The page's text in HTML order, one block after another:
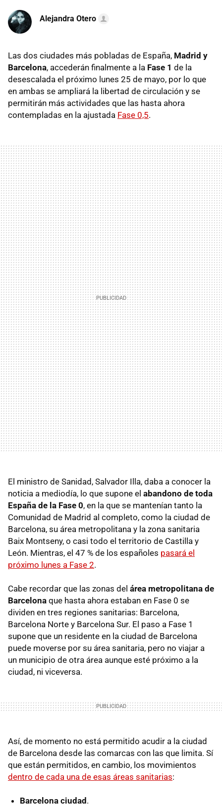
Alejandra Otero
Las dos ciudades más pobladas de España, Madrid y
Barcelona, accederán finalmente a la Fase 1 de la
desescalada el próximo lunes 25 de mayo, por lo que
en ambas se ampliará la libertad de circulación y se
permitirán más actividades que las hasta ahora
contempladas en la ajustada Fase 0,5.
El ministro de Sanidad, Salvador Illa, daba a conocer la
noticia a mediodía, lo que supone el abandono de toda
España de la Fase 0, en la que se mantenían tanto la
Comunidad de Madrid al completo, como la ciudad de
Barcelona, su área metropolitana y la zona sanitaria
Baix Montseny, o casi todo el territorio de Castilla y
León. Mientras, el 47 % de los españoles pasará el
próximo lunes a Fase 2.
Cabe recordar que las zonas del área metropolitana de
Barcelona que hasta ahora estaban en Fase 0 se
dividen en tres regiones sanitarias: Barcelona,
Barcelona Norte y Barcelona Sur. El paso a Fase 1
supone que un residente en la ciudad de Barcelona
puede moverse por su área sanitaria, pero no viajar a
un municipio de otra área aunque esté próximo a la
ciudad, ni viceversa.
Así, de momento no está permitido acudir a la ciudad
de Barcelona desde las comarcas con las que limita. Sí
que están permitidos, en cambio, los movimientos
dentro de cada una de esas áreas sanitarias:
Barcelona ciudad.